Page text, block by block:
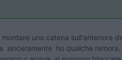
una catena sull'anteriore
ho qualche